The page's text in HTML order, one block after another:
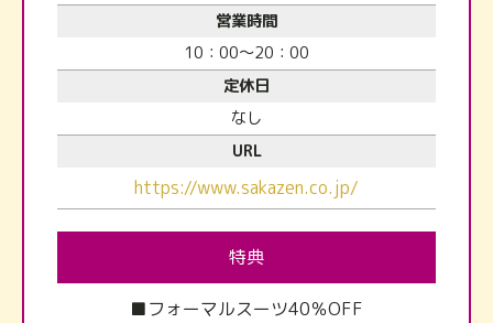
営業時間
10：00～20：00
定休日
なし
URL
https://www.sakazen.co.jp/
特典
■フォーマルスーツ40％OFF